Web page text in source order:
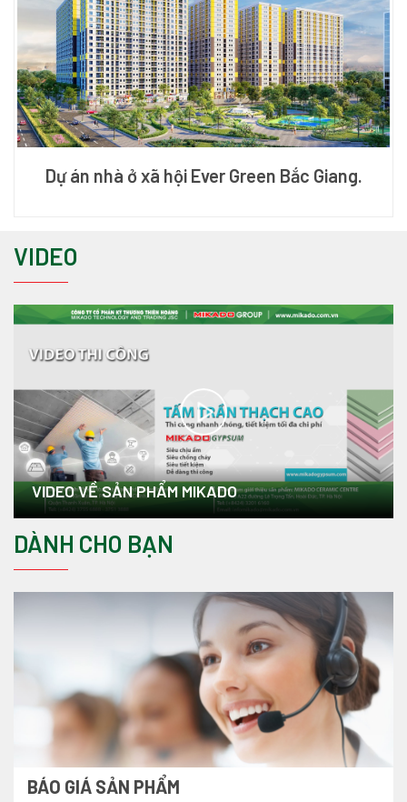
Dự án nhà ở xã hội Ever Green Bắc Giang.
VIDEO
VIDEO VỀ SẢN PHẨM MIKADO
DÀNH CHO BẠN
BÁO GIÁ SẢN PHẨM